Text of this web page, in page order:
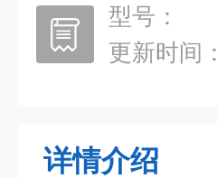
型号：
更新时间：
详情介绍